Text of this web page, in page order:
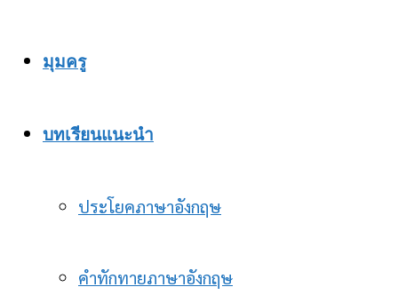
มุมครู
บทเรียนแนะนำ
ประโยคภาษาอังกฤษ
คำทักทายภาษาอังกฤษ